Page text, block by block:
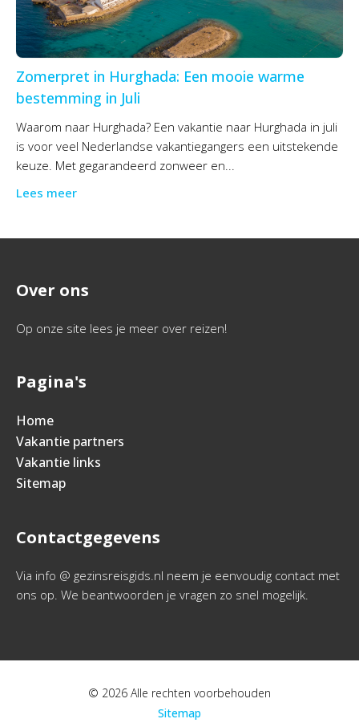
Zomerpret in Hurghada: Een mooie warme
bestemming in Juli
Waarom naar Hurghada? Een vakantie naar Hurghada in juli
is voor veel Nederlandse vakantiegangers een uitstekende
keuze. Met gegarandeerd zonweer en...
Lees meer
Over ons
Op onze site lees je meer over reizen!
Pagina's
Home
Vakantie partners
Vakantie links
Sitemap
Contactgegevens
Via info @ gezinsreisgids.nl neem je eenvoudig contact met
ons op. We beantwoorden je vragen zo snel mogelijk.
© 2026 Alle rechten voorbehouden
Sitemap